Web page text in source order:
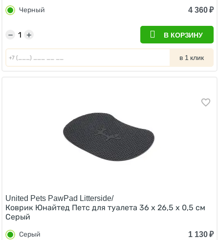
Черный 4 360₽
+
− В КОРЗИНУ
в 1 клик
United Pets PawPad Litterside/
Коврик Юнайтед Петс для туалета 36 x 26,5 x 0,5 см
Серый
Серый 1 130₽